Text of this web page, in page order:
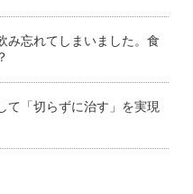
み忘れてしまいました。食
て「切らずに治す」を実現